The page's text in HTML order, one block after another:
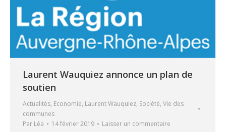
Laurent Wauquiez annonce un plan de
soutien
Actualités, Economie, Laurent Wauquiez, Société, Vie des
communes
Par Léa 14 février 2019 Laisser un commentaire